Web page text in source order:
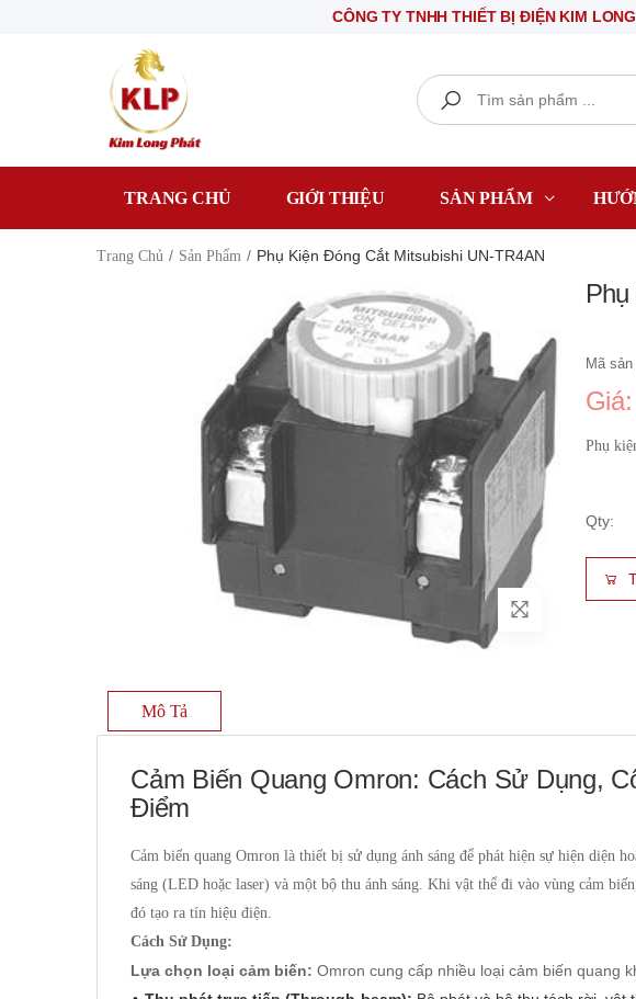
CÔNG TY TNHH THIẾT BỊ ĐIỆN KIM LONG PHÁT
Search
TRANG CHỦ GIỚI THIỆU SẢN PHẨM
Trang Chủ Sản Phẩm Phụ Kiện Đóng Cắt Mitsubishi UN-TR4AN
Mã
Phụ
Qty:
Mô Tả
Cảm Biến Quang Omron: Cách Sử Dụng,
Điểm
Cảm biến quang Omron là thiết bị sử dụng ánh sáng để phát hiện sự hiện diện
sáng (LED hoặc laser) và một bộ thu ánh sáng. Khi vật thể đi vào vùng cảm
đó tạo ra tín hiệu điện.
Cách Sử Dụng:
Lựa chọn loại cảm biến: Omron cung cấp nhiều loại cảm biến quang